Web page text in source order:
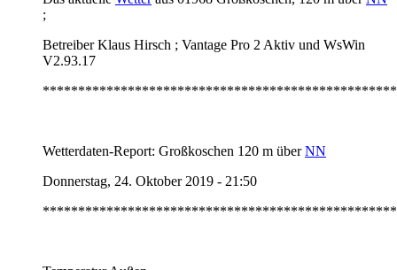
;
Betreiber Klaus Hirsch ; Vantage Pro 2 Aktiv und WsWin
V2.93.17
Wetterdaten-Report: Großkoschen 120 m überNN
Donnerstag, 24. Oktober 2019 - 21:50